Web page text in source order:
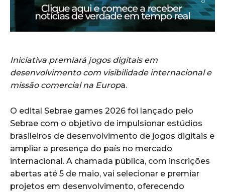
Iniciativa premiará jogos digitais em
desenvolvimento com visibilidade internacional e
missão comercial na Europa.
O edital Sebrae games 2026 foi lançado pelo
Sebrae com o objetivo de impulsionar estúdios
brasileiros de desenvolvimento de jogos digitais e
ampliar a presença do país no mercado
internacional. A chamada pública, com inscrições
abertas até 5 de maio, vai selecionar e premiar
projetos em desenvolvimento, oferecendo